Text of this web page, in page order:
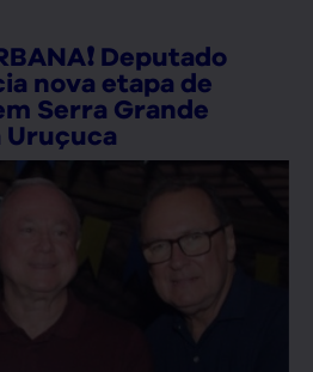
Deputado
nova etapa de
Serra Grande
Uruçuca